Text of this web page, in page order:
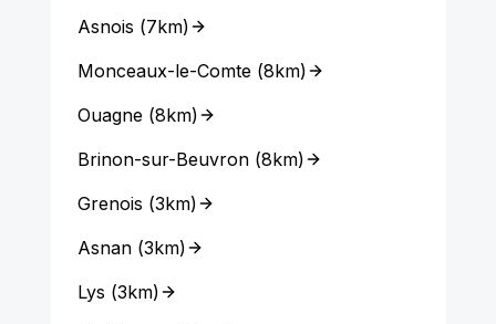
Asnois (7km)
Monceaux-le-Comte(8km)
Ouagne(8km)
Brinon-sur-Beuvron(8km)
Grenois (3km)
Asnan(3km)
Lys (3km)